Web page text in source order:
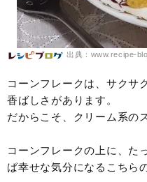
出典：www.recipe-
コーンフレークは、サクサ
香ばしさがあります。
だからこそ、クリーム系の
コーンフレークの上に、た
ば幸せな気分になるこちら